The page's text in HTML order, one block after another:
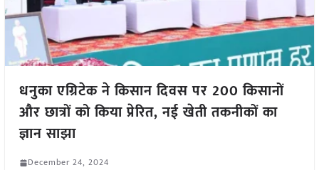
धनुका एग्रिटेक ने किसान दिवस पर 200 किसानों
और छात्रों को किया प्रेरित, नई खेती तकनीकों का
ज्ञान साझा
December 24, 2024